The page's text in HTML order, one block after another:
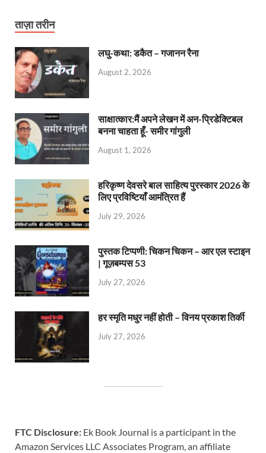
ताज़ा तरीन
लघु-कथा: डकैत – गजानन रैना
August 2, 2026
साक्षात्कार:मैं अपने लेखन में अन-प्रिडेक्टिबल
बनना चाहता हूँ- समीर गांगुली
August 1, 2026
हरिकृष्ण देवसरे बाल साहित्य पुरस्कार 2026 के
लिए प्रविष्टियाँ आमंत्रित हैं
July 29, 2026
पुस्तक टिप्पणी: चिकन चिकन – आर एल स्टाइन
| गूज़बम्पस 53
July 27, 2026
हर स्मृति मधुर नहीं होती – विनय प्रकाश तिर्की
July 27, 2026
FTC Disclosure: Ek Book Journal is a participant in the
Amazon Services LLC Associates Program, an affiliate